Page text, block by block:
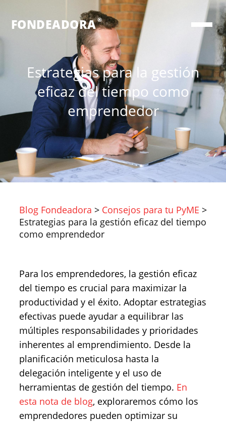
FONDEADORA®
Estrategias para la gestión
eficaz del tiempo como
emprendedor
Blog Fondeadora > Consejos para tu PyME >
Estrategias para la gestión eficaz del tiempo
como emprendedor
Para los emprendedores, la gestión eficaz
del tiempo es crucial para maximizar la
productividad y el éxito. Adoptar estrategias
efectivas puede ayudar a equilibrar las
múltiples responsabilidades y prioridades
inherentes al emprendimiento. Desde la
planificación meticulosa hasta la
delegación inteligente y el uso de
herramientas de gestión del tiempo. En
esta nota de blog, exploraremos cómo los
emprendedores pueden optimizar su